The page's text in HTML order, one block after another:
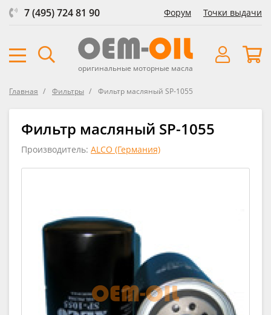
7 (495) 724 81 90 Форум Точки выдачи
оригинальные моторные масла
Главная Фильтры Фильтр масляный SP-1055
Фильтр масляный SP-1055
Производитель: ALCO (Германия)